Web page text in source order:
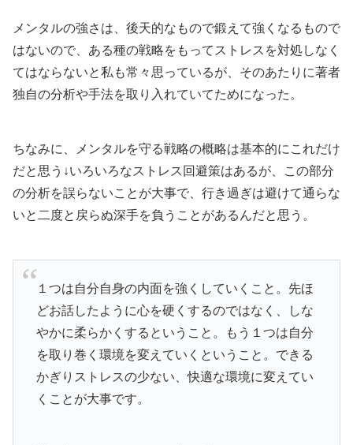
メンタルの強さは、後天的なもので鍛えて強くなるもので
はないので、ある種の戦略をもってストレスを対処しなく
てはならないと私も常々思っているが、そのあたりに著者
独自の分析や手法を取り入れていてためになった。
ちなみに、メンタルを守る戦略の概略は基本的にこれだけ
だと思う↓いろいろなストレス回避策はあるが、この部分
の分析を誤らないことが大事で、行き過ぎは避けて通らな
いと二度と戻らぬ深手を負うことがあるんだと思う。
１つは自分自身の内面を強くしていくこと。先ほ
どお話したように心を硬くするのではなく、しな
やかに柔らかくするということ。もう１つは自分
を取り巻く環境を変えていくということ。できる
かぎりストレスの少ない、快適な環境に変えてい
くことが大事です。